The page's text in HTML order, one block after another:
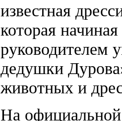
известная
которая
руководителем
дедушки
животных и
На официальной